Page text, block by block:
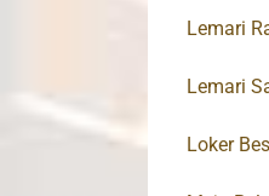
Lemari
Lemari
Loker